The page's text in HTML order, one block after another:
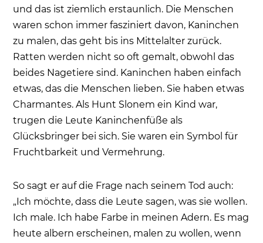
und das ist ziemlich erstaunlich. Die Menschen
waren schon immer fasziniert davon, Kaninchen
zu malen, das geht bis ins Mittelalter zurück.
Ratten werden nicht so oft gemalt, obwohl das
beides Nagetiere sind. Kaninchen haben einfach
etwas, das die Menschen lieben. Sie haben etwas
Charmantes. Als Hunt Slonem ein Kind war,
trugen die Leute Kaninchenfüße als
Glücksbringer bei sich. Sie waren ein Symbol für
Fruchtbarkeit und Vermehrung.
So sagt er auf die Frage nach seinem Tod auch:
„Ich möchte, dass die Leute sagen, was sie wollen.
Ich male. Ich habe Farbe in meinen Adern. Es mag
heute albern erscheinen, malen zu wollen, wenn